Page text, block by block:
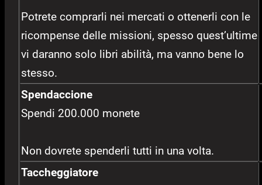
Potrete comprarli nei mercati o ottenerli con le
ricompense delle missioni, spesso quest’ultime
vi daranno solo libri abilità, ma vanno bene lo
stesso.
Spendaccione
Spendi 200.000 monete
Non dovrete spenderli tutti in una volta.
Taccheggiatore